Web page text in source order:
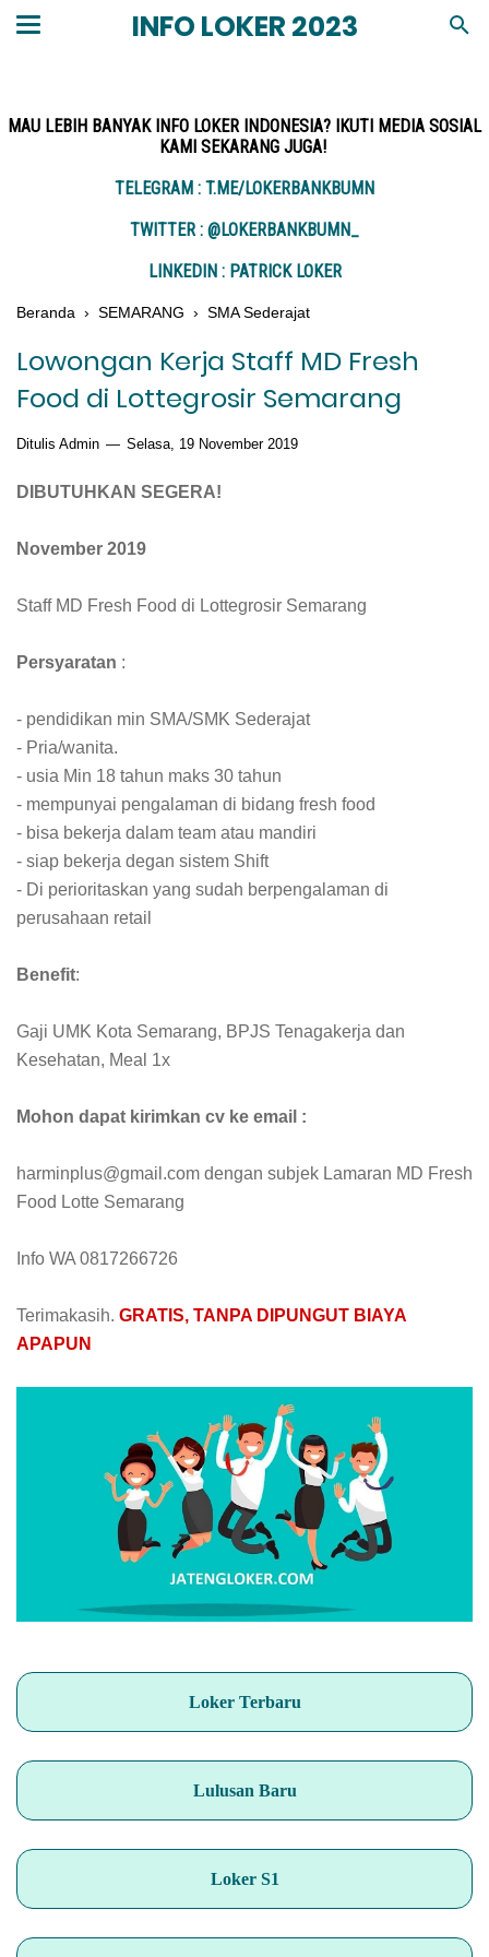
INFO LOKER 2023
MAU LEBIH BANYAK INFO LOKER INDONESIA? IKUTI MEDIA SOSIAL
KAMI SEKARANG JUGA!
TELEGRAM : T.ME/LOKERBANKBUMN
TWITTER : @LOKERBANKBUMN_
LINKEDIN : PATRICK LOKER
Beranda › SEMARANG › SMA Sederajat
Lowongan Kerja Staff MD Fresh
Food di Lottegrosir Semarang
Ditulis Admin Selasa, 19 November 2019
DIBUTUHKAN SEGERA!
November 2019
Staff MD Fresh Food di Lottegrosir Semarang
Persyaratan :
- pendidikan min SMA/SMK Sederajat
- Pria/wanita.
- usia Min 18 tahun maks 30 tahun
- mempunyai pengalaman di bidang fresh food
- bisa bekerja dalam team atau mandiri
- siap bekerja degan sistem Shift
- Di perioritaskan yang sudah berpengalaman di
perusahaan retail
Benefit:
Gaji UMK Kota Semarang, BPJS Tenagakerja dan
Kesehatan, Meal 1x
Mohon dapat kirimkan cv ke email :
harminplus@gmail.com dengan subjek Lamaran MD Fresh
Food Lotte Semarang
Info WA 0817266726
Terimakasih. GRATIS, TANPA DIPUNGUT BIAYA
APAPUN
Loker Terbaru
Lulusan Baru
Loker S1